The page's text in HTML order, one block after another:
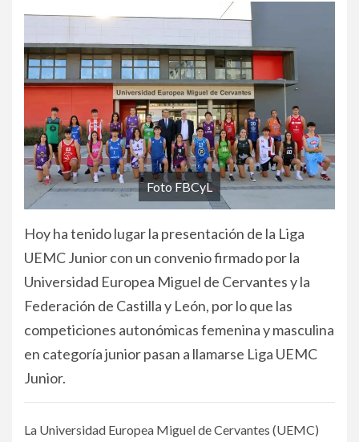
Foto FBCyL
Hoy ha tenido lugar la presentación de la Liga
UEMC Junior con un convenio firmado por la
Universidad Europea Miguel de Cervantes y la
Federación de Castilla y León, por lo que las
competiciones autonómicas femenina y masculina
en categoría junior pasan a llamarse Liga UEMC
Junior.
La Universidad Europea Miguel de Cervantes (UEMC)